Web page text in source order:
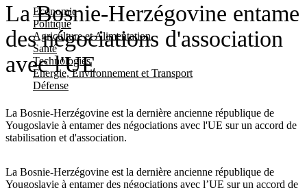
Economie
Politique
Agriculture et Alimentation
Santé
Technologies
Energie, Environnement et Transport
Défense
La Bosnie-Herzégovine entame
des négociations d'association
avec l'UE
La Bosnie-Herzégovine est la dernière ancienne république de
Yougoslavie à entamer des négociations avec l'UE sur un accord de
stabilisation et d'association.
La Bosnie-Herzégovine est la dernière ancienne république de
Yougoslavie à entamer des négociations avec l’UE sur un accord de